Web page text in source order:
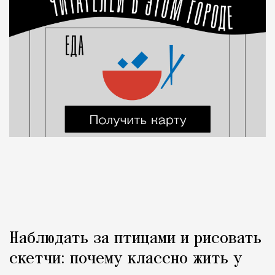
Наблюдать за птицами и рисовать
скетчи: почему классно жить у